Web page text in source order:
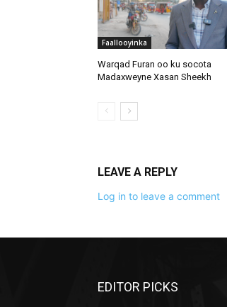
Faallooyinka
Warqad Furan oo ku socota
Madaxweyne Xasan Sheekh
LEAVE A REPLY
Log in to leave a comment
EDITOR PICKS